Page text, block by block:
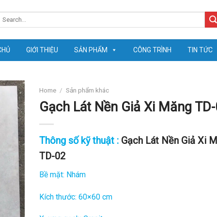
GIỚI THIỆU SẢN PHẨM CÔNG TRÌNH TIN TỨC
Home / Sản phẩm khác
Gạch Lát Nền Giả Xi Măng
Thông số kỹ thuật : Gạch Lát Nền Giả Xi
TD-02
Bề mặt: Nhám
Kích thước: 60×60 cm